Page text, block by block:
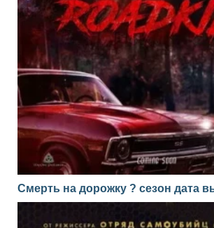
Смерть на дорожку ? сезон дата